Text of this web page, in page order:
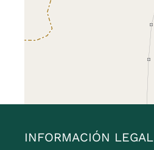
INFORMACIÓN LEGAL